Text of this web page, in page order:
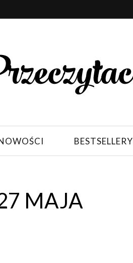
BESTSELLERY
MAJA